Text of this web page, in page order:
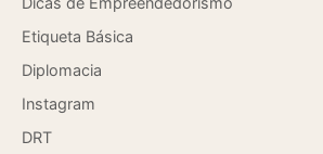
Etiqueta Básica
Diplomacia
Instagram
DRT